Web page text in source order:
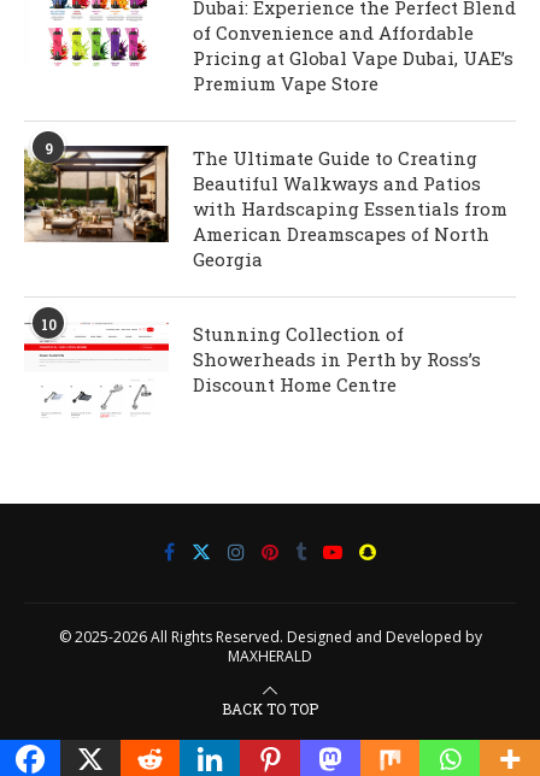
Dubai: Experience the Perfect Blend
of Convenience and Affordable
Pricing at Global Vape Dubai, UAE’s
Premium Vape Store
9
The Ultimate Guide to Creating
Beautiful Walkways and Patios
with Hardscaping Essentials from
American Dreamscapes of North
Georgia
10
Stunning Collection of
Showerheads in Perth by Ross’s
Discount Home Centre
© 2025-2026 All Rights Reserved. Designed and Developed by
MAXHERALD
BACK TO TOP